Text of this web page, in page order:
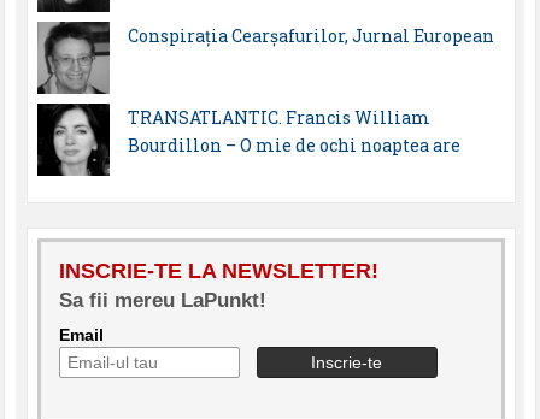
Conspirația Cearșafurilor, Jurnal European
TRANSATLANTIC. Francis William
Bourdillon – O mie de ochi noaptea are
INSCRIE-TE LA NEWSLETTER!
Sa fii mereu LaPunkt!
Email